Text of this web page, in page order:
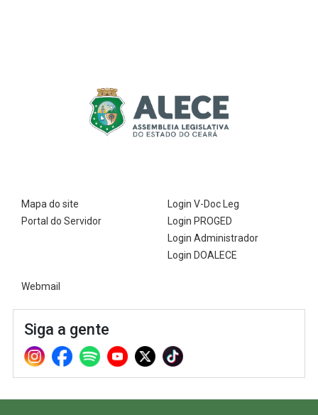
Mapa do site
Portal do Servidor
Login V-Doc Leg
Login PROGED
Login Administrador
Login DOALECE
Webmail
Siga a gente